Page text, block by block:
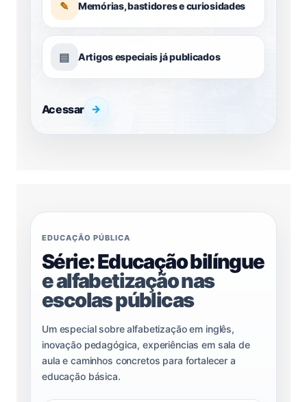
✎ Memórias, bastidores e curiosidades
▤ Artigos especiais já publicados
Acessar →
EDUCAÇÃO PÚBLICA
Série: Educação bilíngue
e alfabetização nas
escolas públicas
Um especial sobre alfabetização em inglês,
inovação pedagógica, experiências em sala de
aula e caminhos concretos para fortalecer a
educação básica.